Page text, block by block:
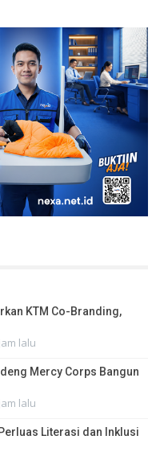
KTM Co-Branding,
lalu
Mercy Corps Bangun
lalu
Literasi dan Inklusi